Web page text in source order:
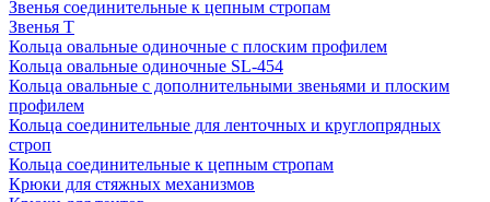
Звенья соединительные к цепным стропам
Звенья Т
Кольца овальные одиночные c плоским профилем
Кольца овальные одиночные SL-454
Кольца овальные с дополнительными звеньями и плоским
профилем
Кольца соединительные для ленточных и круглопрядных
строп
Кольца соединительные к цепным стропам
Крюки для стяжных механизмов